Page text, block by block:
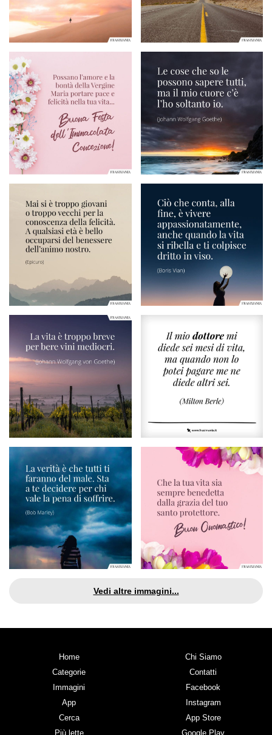
Vedi altre immagini...
Home
Categorie
Immagini
App
Cerca
Più lette
Chi Siamo
Contatti
Facebook
Instagram
App Store
Google Play